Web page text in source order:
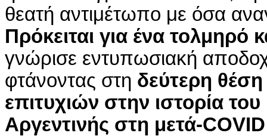
θεατή αντιμέτωπο με όσα
Πρόκειται για ένα τολμηρό
γνώρισε εντυπωσιακή
φτάνοντας στη δεύτερη
επιτυχιών στην ιστορία
Αργεντινής στη μετά-